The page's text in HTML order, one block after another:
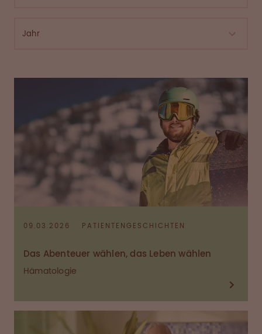
Jahr
09.03.2026 PATIENTENGESCHICHTEN
Das Abenteuer wählen, das Leben wählen
Hämatologie